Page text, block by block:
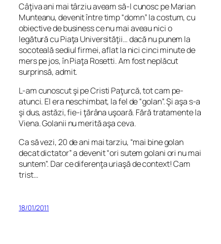
Câţiva ani mai târziu aveam să-l cunosc pe Marian
Munteanu, devenit între timp “domn” la costum, cu
obiective de business ce nu mai aveau nici o
legătură cu Piaţa Universităţii… dacă nu punem la
socoteală sediul firmei, aflat la nici cinci minute de
mers pe jos, în Piaţa Rosetti. Am fost neplăcut
surprinsă, admit.
L-am cunoscut şi pe Cristi Paţurcă, tot cam pe-
atunci. El era neschimbat, la fel de “golan”. Şi aşa s-a
şi dus, astăzi, fie-i ţărâna uşoară. Fără tratamente la
Viena. Golanii nu merită aşa ceva.
Ca să vezi, 20 de ani mai tarziu, “mai bine golan
decat dictator” a devenit “ori sutem golani ori nu mai
suntem”. Dar ce diferenţa uriaşă de context! Cam
trist…
18/01/2011